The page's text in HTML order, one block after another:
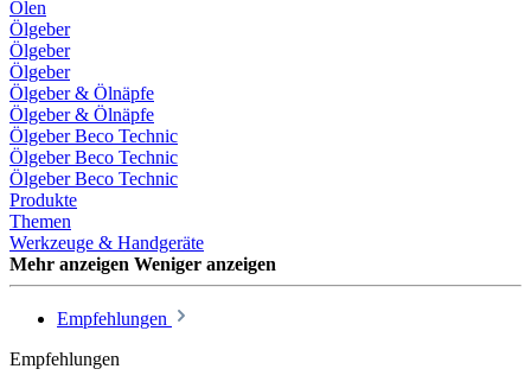
Ölen
Ölgeber
Ölgeber
Ölgeber
Ölgeber & Ölnäpfe
Ölgeber & Ölnäpfe
Ölgeber Beco Technic
Ölgeber Beco Technic
Ölgeber Beco Technic
Produkte
Themen
Werkzeuge & Handgeräte
Mehr anzeigen Weniger anzeigen
Empfehlungen
Empfehlungen